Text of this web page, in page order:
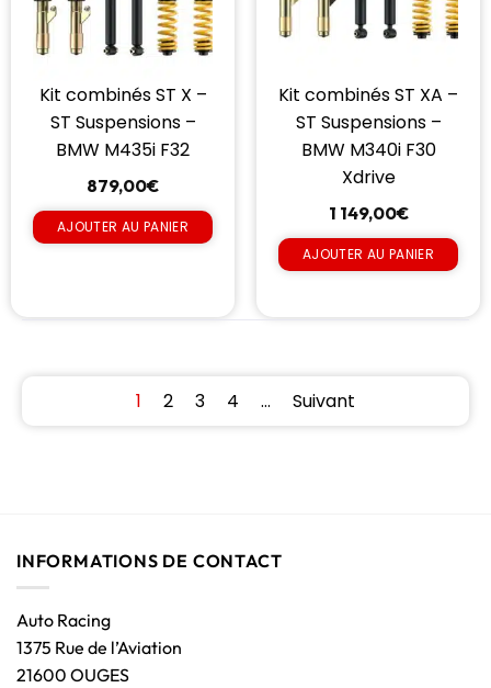
Kit combinés ST X –
ST Suspensions –
BMW M435i F32
879,00€
AJOUTER AU PANIER
Kit combinés ST XA –
ST Suspensions –
BMW M340i F30
Xdrive
1 149,00€
AJOUTER AU PANIER
1 2 3 4 … Suivant
INFORMATIONS DE CONTACT
Auto Racing
1375 Rue de l’Aviation
21600 OUGES